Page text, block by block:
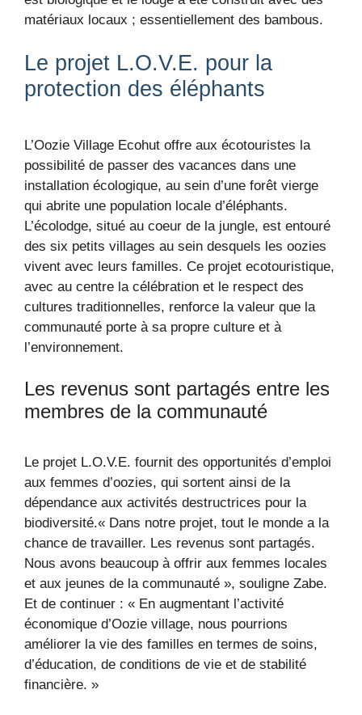
matériaux locaux ; essentiellement des bambous.
Le projet L.O.V.E. pour la
protection des éléphants
L’Oozie Village Ecohut offre aux écotouristes la
possibilité de passer des vacances dans une
installation écologique, au sein d’une forêt vierge
qui abrite une population locale d’éléphants.
L’écolodge, situé au coeur de la jungle, est entouré
des six petits villages au sein desquels les oozies
vivent avec leurs familles. Ce projet ecotouristique,
avec au centre la célébration et le respect des
cultures traditionnelles, renforce la valeur que la
communauté porte à sa propre culture et à
l’environnement.
Les revenus sont partagés entre les
membres de la communauté
Le projet L.O.V.E. fournit des opportunités d’emploi
aux femmes d’oozies, qui sortent ainsi de la
dépendance aux activités destructrices pour la
biodiversité.« Dans notre projet, tout le monde a la
chance de travailler. Les revenus sont partagés.
Nous avons beaucoup à offrir aux femmes locales
et aux jeunes de la communauté », souligne Zabe.
Et de continuer : « En augmentant l’activité
économique d’Oozie village, nous pourrions
améliorer la vie des familles en termes de soins,
d’éducation, de conditions de vie et de stabilité
financière. »